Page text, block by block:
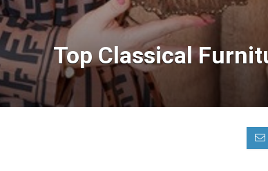
Top Classical